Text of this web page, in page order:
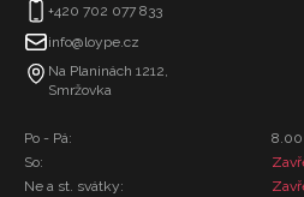
+420 702 077 833
info@loype.cz
Na Planinách 1212,
Smržovka
Po - Pá:
So:
Ne a st. svátky:
8.00